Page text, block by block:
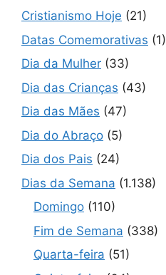
Cristianismo Hoje (21)
Datas Comemorativas (1)
Dia da Mulher (33)
Dia das Crianças (43)
Dia das Mães (47)
Dia do Abraço (5)
Dia dos Pais (24)
Dias da Semana (1.138)
Domingo (110)
Fim de Semana (338)
Quarta-feira (51)